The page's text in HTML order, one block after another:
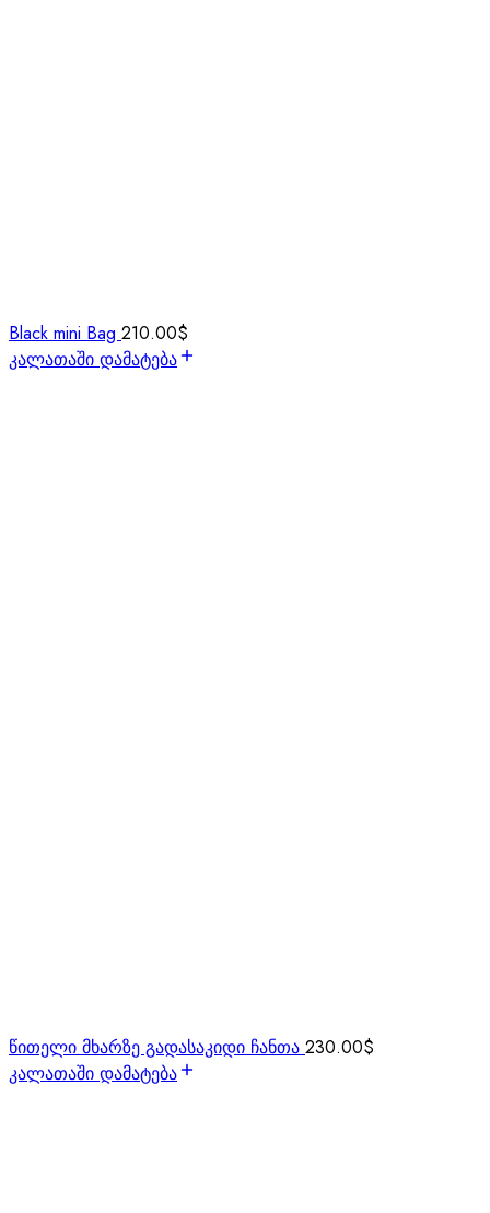
Black mini Bag 210.00$
კალათაში დამატება
წითელი მხარზე გადასაკიდი ჩანთა 230.00$
კალათაში დამატება